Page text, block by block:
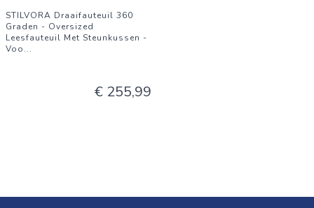
STILVORA Draaifauteuil 360
Graden - Oversized
Leesfauteuil Met Steunkussen -
Voo...
€ 255,99